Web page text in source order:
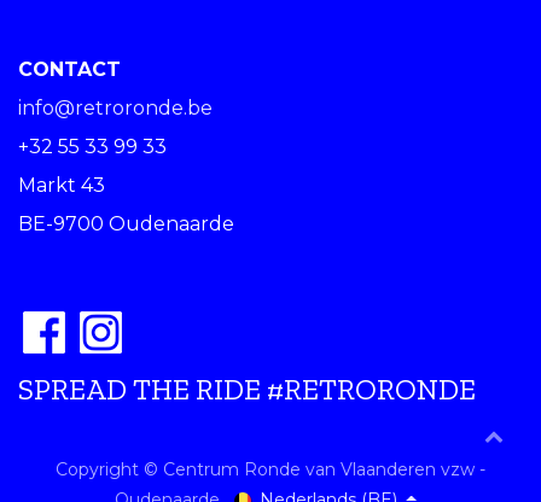
CONTACT
info@retroronde.be
+32 55 33 99 33
Markt 43
BE-9700 Oudenaarde
SPREAD THE RIDE #RETRORONDE
Copyright © Centrum Ronde van Vlaanderen vzw -